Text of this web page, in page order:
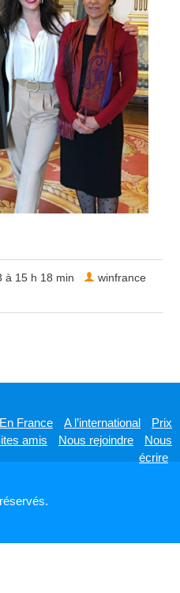
à 15 h 18 min
winfrance
En France A l’international
Prix
amis Nous rejoindre
Nous
écrire